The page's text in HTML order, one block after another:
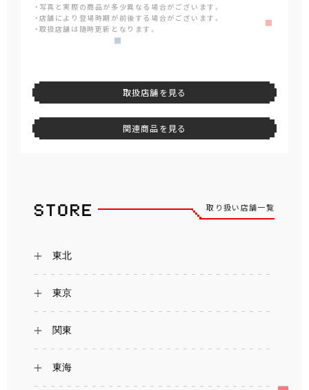
・写真と実際の商品が多少異なる場合がございます。
・店舗により登場時期が前後する場合がございます。
・取扱店舗は随時更新となります。
取扱店舗を見る
関連商品を見る
取り扱い店舗一覧
東北
東京
関東
東海